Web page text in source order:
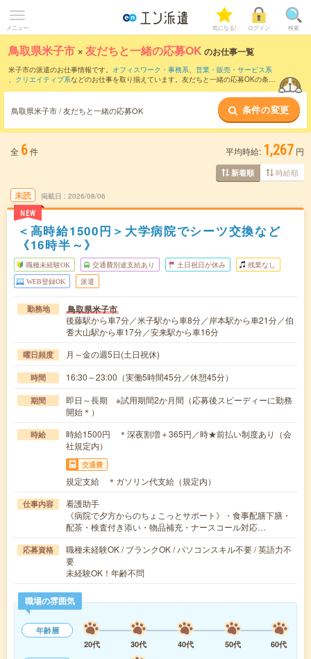
メニュー 気になる! ログイン 検索
鳥取県米子市 ×友だちと一緒の応募OK のお仕事一覧
米子市の派遣のお仕事情報です。 オフィスワーク・事務系、 営業・販売・サービス系
、 クリエイティブ系などのお仕事を取り揃えています。友だちと一緒の応募OKの条件
鳥取県米子市 / 友だちと一緒の応募OK 条件の変更
全 6件 平均時給: 1,267 円
新着順 時給順
未読
NEW
掲載日 2026/08/06
＜高時給1500円＞大学病院でシーツ交換など
《16時半～》
職種未経験OK 交通費別途支給あり 土日祝日が休み 残業なし
WEB登録OK 派遣
勤務地 鳥取県米子市
後藤駅から車7分／米子駅から車8分／岸本駅から車21分／伯
耆大山駅から車17分／安来駅から車16分
曜日頻度 月～金の週5日(土日祝休)
時間 16:30～23:00（実働5時間45分／休憩45分）
期間
即日～長期 ※試用期間2か月間（応募後スピーディーに勤務
開始＊）
時給
時給1500円 ＊深夜割増＋365円／時★前払い制度あり（会
社規定内）
交通費
規定支給 ＊ガソリン代支給（規定内）
仕事内容
看護助手
《病院で夕方からのちょこっとサポート》・食事配膳下膳・
配茶・検査付き添い・物品補充・ナースコール対応…
応募資格
職種未経験OK / ブランクOK / パソコンスキル不要 / 英語力不
要
未経験OK！年齢不問
職場の雰囲気
年齢層
20代
30代 40代 50代
60代